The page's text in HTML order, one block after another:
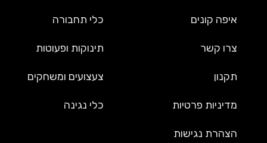
איפה קונים
צרו קשר
תקנון
מדיניות פרטיות
הצהרת נגישות
כלי תחבורה
תינוקות ופעוטות
צעצועים ומשחקים
כלי נגינה